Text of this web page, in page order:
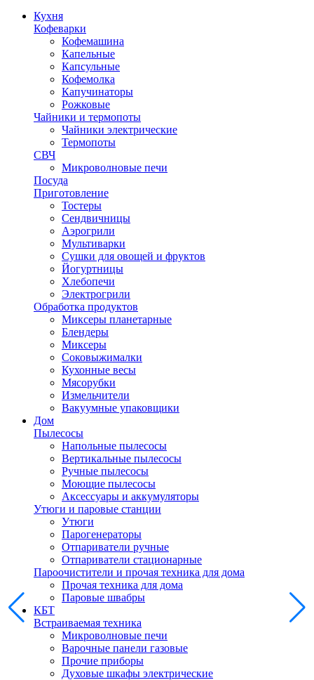
Кухня
Кофеварки
Кофемашина
Капельные
Капсульные
Кофемолка
Капучинаторы
Рожковые
Чайники и термопоты
Чайники электрические
Термопоты
СВЧ
Микроволновые печи
Посуда
Приготовление
Тостеры
Сендвичницы
Аэрогрили
Мультиварки
Сушки для овощей и фруктов
Йогуртницы
Хлебопечи
Электрогрили
Обработка продуктов
Миксеры планетарные
Блендеры
Миксеры
Соковыжималки
Кухонные весы
Мясорубки
Измельчители
Вакуумные упаковщики
Дом
Пылесосы
Напольные пылесосы
Вертикальные пылесосы
Ручные пылесосы
Моющие пылесосы
Аксессуары и аккумуляторы
Утюги и паровые станции
Утюги
Парогенераторы
Отпариватели ручные
Отпариватели стационарные
Пароочистители и прочая техника для дома
Прочая техника для дома
Паровые швабры
КБТ
Встраиваемая техника
Микроволновые печи
Варочные панели газовые
Прочие приборы
Духовые шкафы электрические